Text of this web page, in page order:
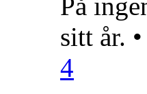
På
sitt år.
4